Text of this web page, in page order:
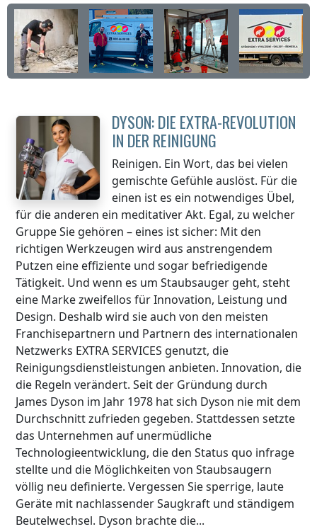
DYSON: DIE EXTRA-REVOLUTION
IN DER REINIGUNG
Reinigen. Ein Wort, das bei vielen
gemischte Gefühle auslöst. Für die
einen ist es ein notwendiges Übel,
für die anderen ein meditativer Akt. Egal, zu welcher
Gruppe Sie gehören – eines ist sicher: Mit den
richtigen Werkzeugen wird aus anstrengendem
Putzen eine effiziente und sogar befriedigende
Tätigkeit. Und wenn es um Staubsauger geht, steht
eine Marke zweifellos für Innovation, Leistung und
Design. Deshalb wird sie auch von den meisten
Franchisepartnern und Partnern des internationalen
Netzwerks EXTRA SERVICES genutzt, die
Reinigungsdienstleistungen anbieten. Innovation, die
die Regeln verändert. Seit der Gründung durch
James Dyson im Jahr 1978 hat sich Dyson nie mit dem
Durchschnitt zufrieden gegeben. Stattdessen setzte
das Unternehmen auf unermüdliche
Technologieentwicklung, die den Status quo infrage
stellte und die Möglichkeiten von Staubsaugern
völlig neu definierte. Vergessen Sie sperrige, laute
Geräte mit nachlassender Saugkraft und ständigem
Beutelwechsel. Dyson brachte die...